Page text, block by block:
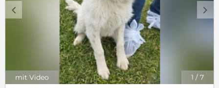
1 / 7
c d
mit Video